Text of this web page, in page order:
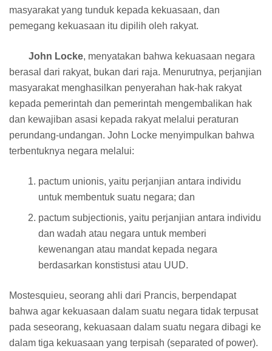
masyarakat yang tunduk kepada kekuasaan, dan
pemegang kekuasaan itu dipilih oleh rakyat.
John Locke, menyatakan bahwa kekuasaan negara
berasal dari rakyat, bukan dari raja. Menurutnya, perjanjian
masyarakat menghasilkan penyerahan hak-hak rakyat
kepada pemerintah dan pemerintah mengembalikan hak
dan kewajiban asasi kepada rakyat melalui peraturan
perundang-undangan. John Locke menyimpulkan bahwa
terbentuknya negara melalui:
pactum unionis, yaitu perjanjian antara individu
untuk membentuk suatu negara; dan
pactum subjectionis, yaitu perjanjian antara individu
dan wadah atau negara untuk memberi
kewenangan atau mandat kepada negara
berdasarkan konstistusi atau UUD.
Mostesquieu, seorang ahli dari Prancis, berpendapat
bahwa agar kekuasaan dalam suatu negara tidak terpusat
pada seseorang, kekuasaan dalam suatu negara dibagi ke
dalam tiga kekuasaan yang terpisah (separated of power).